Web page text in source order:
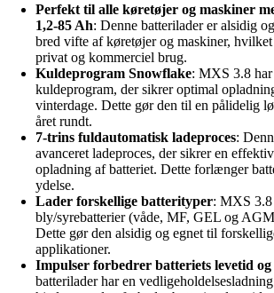
Perfekt til alle køretøjer og maskiner
1,2-85 Ah: Denne batterilader er alsidig
bred vifte af køretøjer og maskiner,
privat og kommerciel brug.
Kuldeprogram Snowflake: MXS 3.8 har
kuldeprogram, der sikrer optimal
vinterdage. Dette gør den til en pålidelig
året rundt.
7-trins fuldautomatisk ladeproces:
avanceret ladeproces, der sikrer en
opladning af batteriet. Dette forlænger
ydelse.
Lader forskellige batterityper: MXS 3.8
bly/syrebatterier (våde, MF, GEL og
Dette gør den alsidig og egnet til
applikationer.
Impulser forbedrer batteriets levetid og
batterilader har en